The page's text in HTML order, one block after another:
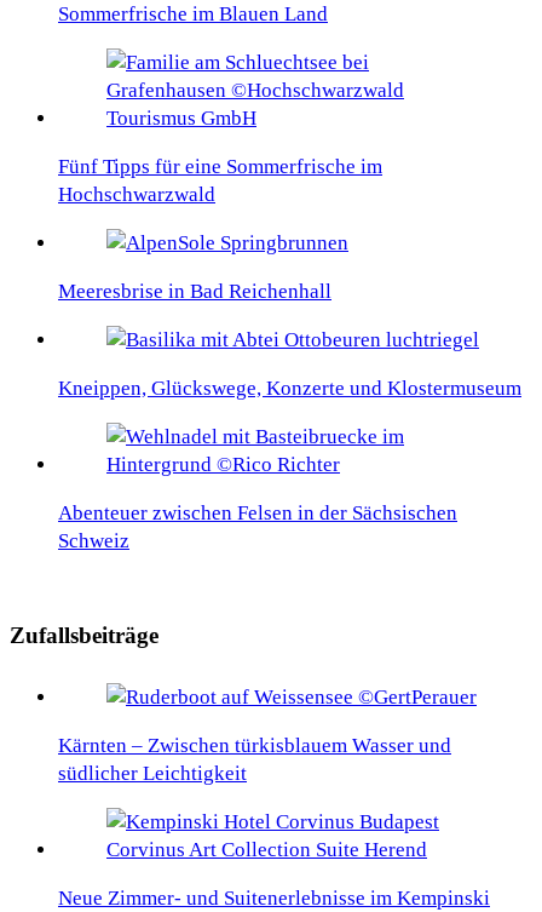
Sommerfrische im Blauen Land
Fünf Tipps für eine Sommerfrische im
Hochschwarzwald
Meeresbrise in Bad Reichenhall
Kneippen, Glückswege, Konzerte und Klostermuseum
Abenteuer zwischen Felsen in der Sächsischen
Schweiz
Zufallsbeiträge
Kärnten – Zwischen türkisblauem Wasser und
südlicher Leichtigkeit
Neue Zimmer- und Suitenerlebnisse im Kempinski